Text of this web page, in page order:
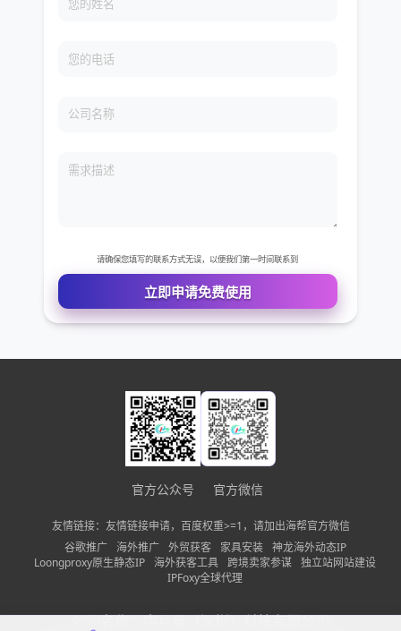
立即申请免费使用
官方公众号 官方微信
友情链接：友情链接申请，百度权重>=1，请加出海帮官方微信
谷歌推广
海外推广 外贸获客 家具安装
神龙海外动态IP
Loongproxy原生静态IP 海外获客工具 跨境卖家参谋 独立站网站建设
IPFoxy全球代理
公司名称：中巨量（深圳）科技有限公司